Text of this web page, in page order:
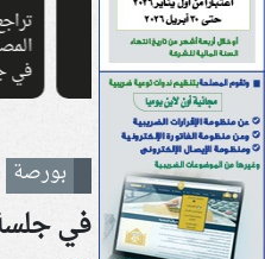
وتدفع
جديدة
تراجع
في جلسة
بورصة
في